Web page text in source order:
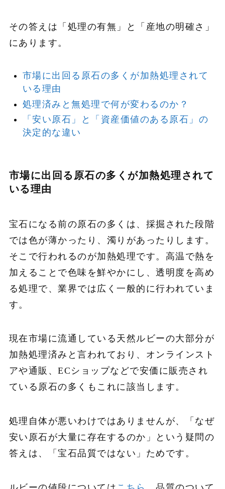
その答えは「処理の有無」と「産地の明確さ」
にあります。
市場に出回る原石の多くが加熱処理されて
いる理由
処理済みと無処理で何が変わるのか？
「安い原石」と「資産価値のある原石」の
決定的な違い
市場に出回る原石の多くが加熱処理されて
いる理由
宝石になる前の原石の多くは、採掘された段階
では色が薄かったり、濁りがあったりします。
そこで行われるのが加熱処理です。高温で熱を
加えることで色味を鮮やかにし、透明度を高め
る処理で、業界では広く一般的に行われていま
す。
現在市場に流通している天然ルビーの大部分が
加熱処理済みと言われており、オンラインスト
アや通販、ECショップなどで安価に販売され
ている原石の多くもこれに該当します。
処理自体が悪いわけではありませんが、「なぜ
安い原石が大量に存在するのか」という疑問の
答えは、「宝石品質ではない」ためです。